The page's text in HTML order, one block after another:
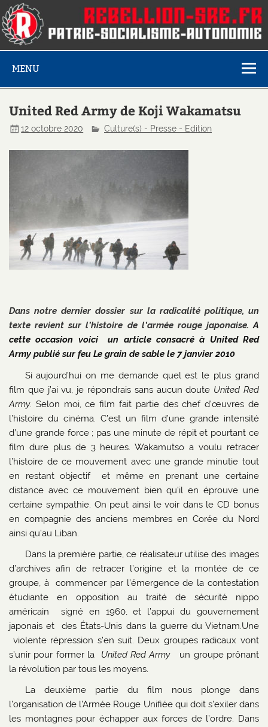
MENU
United Red Army de Koji Wakamatsu
12 octobre 2020 Culture(s) - Presse - Edition
Dans notre dernier dossier sur la radicalité politique, un
texte revient sur l’histoire de l’armée rouge japonaise. A
cette occasion voici un article consacré à United Red
Army publié sur feu Le grain de sable le 7 janvier 2010
Si aujourd’hui on me demande quel est le plus grand
film que j’ai vu, je répondrais sans aucun doute United Red
Army. Selon moi, ce film fait partie des chef d’œuvres de
l’histoire du cinéma. C’est un film d’une grande intensité
d’une grande force ; pas une minute de répit et pourtant ce
film dure plus de 3 heures. Wakamutso a voulu retracer
l’histoire de ce mouvement avec une grande minutie tout
en restant objectif et même en prenant une certaine
distance avec ce mouvement bien qu’il en éprouve une
certaine sympathie. On peut ainsi le voir dans le CD bonus
en compagnie des anciens membres en Corée du Nord
ainsi qu’au Liban.
Dans la première partie, ce réalisateur utilise des images
d’archives afin de retracer l’origine et la montée de ce
groupe, à commencer par l’émergence de la contestation
étudiante en opposition au traité de sécurité nippo
américain signé en 1960, et l’appui du gouvernement
japonais et des États-Unis dans la guerre du Vietnam.Une
violente répression s’en suit. Deux groupes radicaux vont
s’unir pour former la United Red Armyun groupe prônant
la révolution par tous les moyens.
La deuxième partie du film nous plonge dans
l’organisation de l’Armée Rouge Unifiée qui doit s’exiler dans
les montagnes pour échapper aux forces de l’ordre. Dans